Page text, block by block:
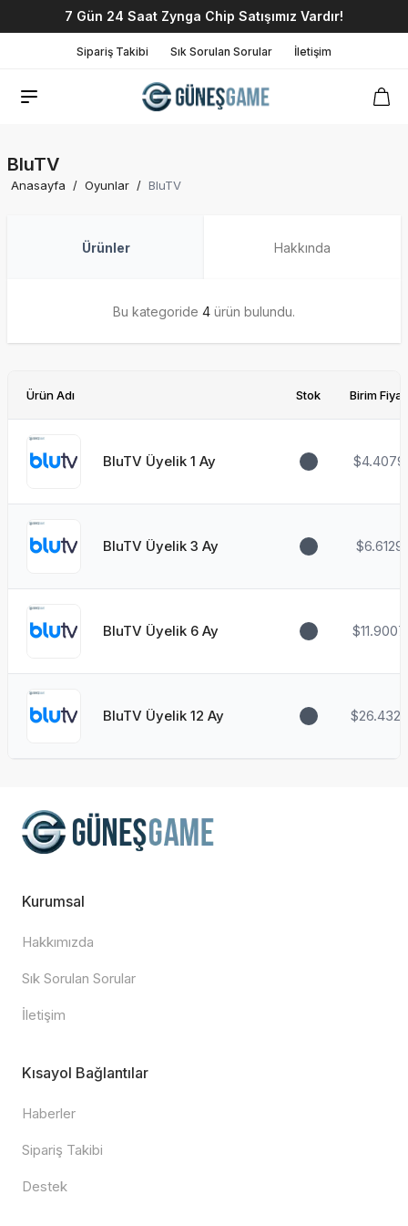
7 Gün 24 Saat Zynga Chip Satışımız Vardır!
Sipariş Takibi Sık Sorulan Sorular İletişim
BluTV
Anasayfa / Oyunlar / BluTV
Ürünler Hakkında
Bu kategoride 4 ürün bulundu.
Ürün Adı Stok Birim Fiyatı
BluTV Üyelik 1 Ay $4.4079
BluTV Üyelik 3 Ay $6.6129
BluTV Üyelik 6 Ay $11.9007
BluTV Üyelik 12 Ay $26.4327
Kurumsal
Hakkımızda
Sık Sorulan Sorular
İletişim
Kısayol Bağlantılar
Haberler
Sipariş Takibi
Destek